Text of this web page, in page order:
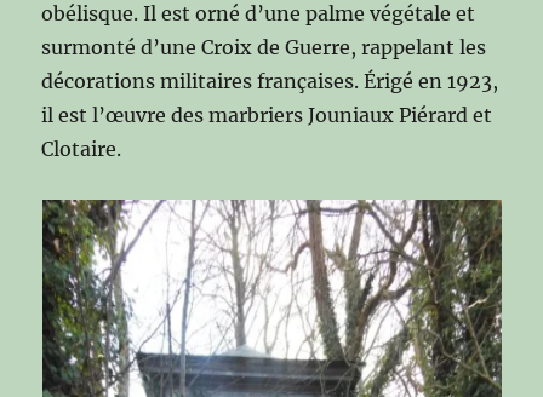
obélisque. Il est orné d’une palme végétale et
surmonté d’une Croix de Guerre, rappelant les
décorations militaires françaises. Érigé en 1923,
il est l’œuvre des marbriers Jouniaux Piérard et
Clotaire.